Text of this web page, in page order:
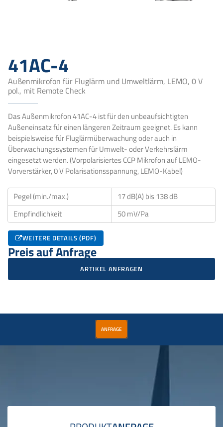
41AC-4
Außenmikrofon für Fluglärm und Umweltlärm, LEMO, 0 V
pol., mit Remote Check
Das Außenmikrofon 41AC-4 ist für den unbeaufsichtigten
Außeneinsatz für einen längeren Zeitraum geeignet. Es kann
beispielsweise für Fluglärmüberwachung oder auch in
Überwachungssystemen für Umwelt- oder Verkehrslärm
eingesetzt werden. (Vorpolarisiertes CCP Mikrofon auf LEMO-
Vorverstärker, 0 V Polarisationsspannung, LEMO-Kabel)
Pegel (min./max.)
17 dB(A) bis 138 dB
Empfindlichkeit
50 mV/Pa
WEITERE DETAILS (PDF)
Preis auf Anfrage
ARTIKEL ANFRAGEN
ANFRAGE